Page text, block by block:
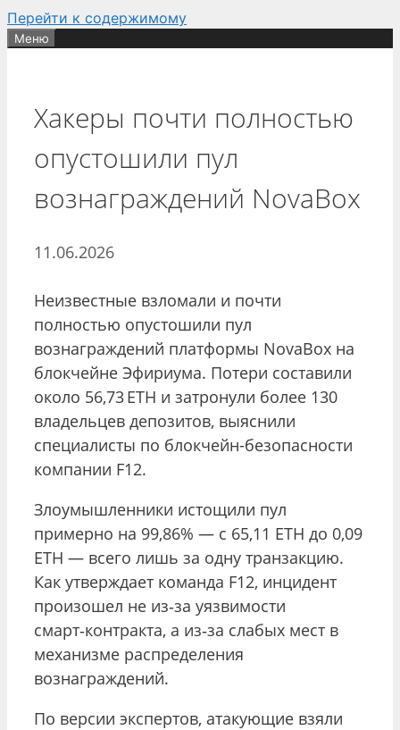
Перейти к содержимому
Меню
Хакеры почти полностью
опустошили пул
вознаграждений NovaBox
11.06.2026
Неизвестные взломали и почти
полностью опустошили пул
вознаграждений платформы NovaBox на
блокчейне Эфириума. Потери составили
около 56,73 ETH и затронули более 130
владельцев депозитов, выяснили
специалисты по блокчейн-безопасности
компании F12.
Злоумышленники истощили пул
примерно на 99,86% — с 65,11 ETH до 0,09
ETH — всего лишь за одну транзакцию.
Как утверждает команда F12, инцидент
произошел не из‑за уязвимости
смарт‑контракта, а из‑за слабых мест в
механизме распределения
вознаграждений.
По версии экспертов, атакующие взяли